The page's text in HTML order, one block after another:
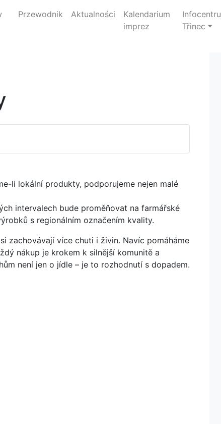
Przewodnik Aktualności
Kalendarium
imprez
Třinec
li lokální produkty, podporujeme nejen malé
intervalech bude proměňovat na farmářské
s regionálním označením kvality.
zachovávají více chuti i živin. Navíc pomáháme
nákup je krokem k silnější komunitě a
není jen o jídle – je to rozhodnutí s dopadem.